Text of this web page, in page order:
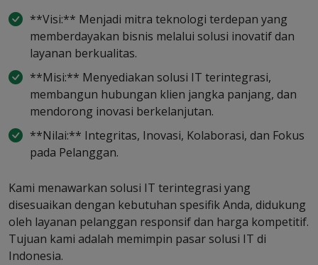
**Visi:** Menjadi mitra teknologi terdepan yang
memberdayakan bisnis melalui solusi inovatif dan
layanan berkualitas.
**Misi:** Menyediakan solusi IT terintegrasi,
membangun hubungan klien jangka panjang, dan
mendorong inovasi berkelanjutan.
**Nilai:** Integritas, Inovasi, Kolaborasi, dan Fokus
pada Pelanggan.
Kami menawarkan solusi IT terintegrasi yang
disesuaikan dengan kebutuhan spesifik Anda, didukung
oleh layanan pelanggan responsif dan harga kompetitif.
Tujuan kami adalah memimpin pasar solusi IT di
Indonesia.